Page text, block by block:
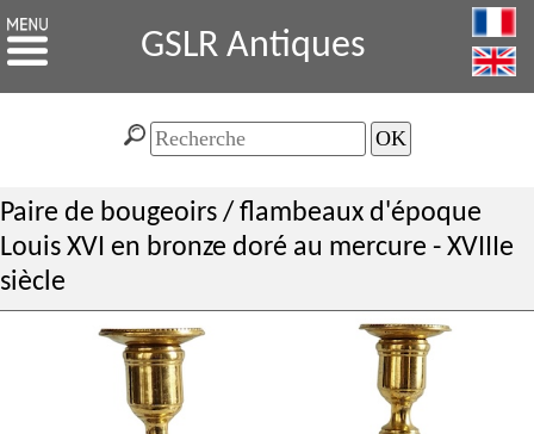
GSLR Antiques
Paire de bougeoirs / flambeaux d'époque
Louis XVI en bronze doré au mercure - XVIIIe
siècle